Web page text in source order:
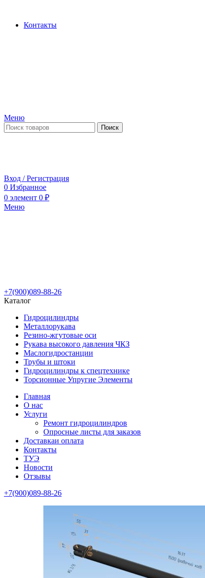
Контакты
Меню
Поиск
Вход / Регистрация
0 Избранное
0 элемент 0 ₽
Меню
+7(900)089-88-26
Каталог
Гидроцилиндры
Металлорукава
Резино-жгутовые оси
Рукава высокого давления ЧКЗ
Маслогидростанции
Трубы и штоки
Гидроцилиндры к спецтехнике
Торсионные Упругие Элементы
Главная
О нас
Услуги
Ремонт гидроцилиндров
Опросные листы для заказов
Доставкаи оплата
Контакты
ТУЭ
Новости
Отзывы
+7(900)089-88-26